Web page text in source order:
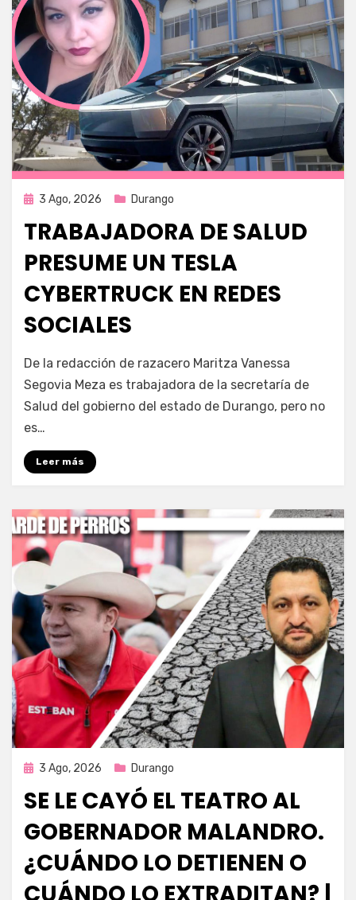
Publicada
3 Ago, 2026 Durango
TRABAJADORA DE SALUD
PRESUME UN TESLA
CYBERTRUCK EN REDES
SOCIALES
por Fernando Miranda Servín
De la redacción de razacero Maritza Vanessa
Segovia Meza es trabajadora de la secretaría de
Salud del gobierno del estado de Durango, pero no
es…
Leer más
Publicada
3 Ago, 2026 Durango
SE LE CAYÓ EL TEATRO AL
GOBERNADOR MALANDRO.
¿CUÁNDO LO DETIENEN O